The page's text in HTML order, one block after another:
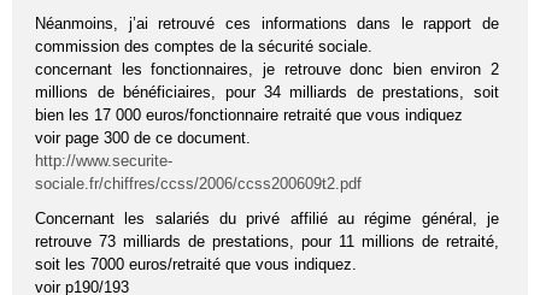
Néanmoins, j’ai retrouvé ces informations dans le rapport de
commission des comptes de la sécurité sociale.
concernant les fonctionnaires, je retrouve donc bien environ 2
millions de bénéficiaires, pour 34 milliards de prestations, soit
bien les 17 000 euros/fonctionnaire retraité que vous indiquez
voir page 300 de ce document.
http://www.securite-
sociale.fr/chiffres/ccss/2006/ccss200609t2.pdf
Concernant les salariés du privé affilié au régime général, je
retrouve 73 milliards de prestations, pour 11 millions de retraité,
soit les 7000 euros/retraité que vous indiquez.
voir p190/193